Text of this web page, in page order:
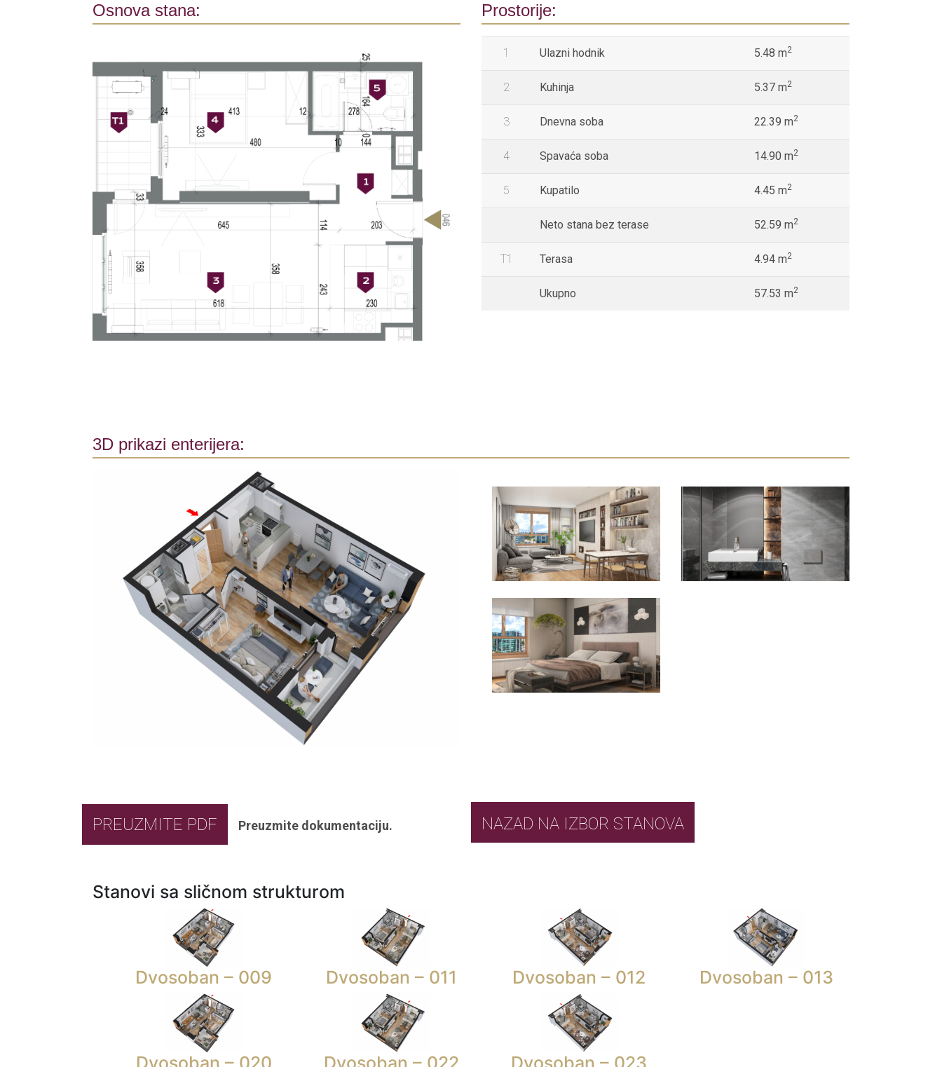
Osnova stana: Prostorije:
1 Ulazni hodnik 5.48 m2
2 Kuhinja 5.37 m2
3 Dnevna soba 22.39 m2
4 Spavaća soba 14.90 m2
5 Kupatilo 4.45 m2
Neto stana bez terase 52.59 m2
T1 Terasa 4.94 m2
Ukupno 57.53 m2
3D prikazi enterijera:
PREUZMITE PDF Preuzmite dokumentaciju. NAZAD NA IZBOR STANOVA
Stanovi sa sličnom strukturom
Dvosoban – 009 Dvosoban – 011 Dvosoban – 012 Dvosoban – 013
Dvosoban – 020 Dvosoban – 022 Dvosoban – 023